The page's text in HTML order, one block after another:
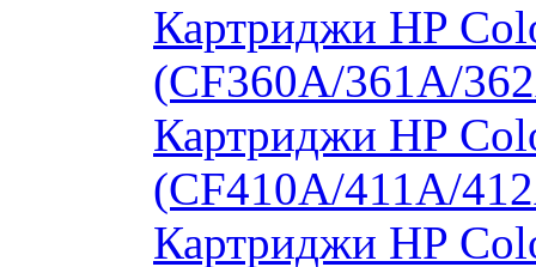
Картриджи HP
(CF360A/361A/
Картриджи HP
(CF410A/411A/
Картриджи HP